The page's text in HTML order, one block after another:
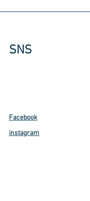
SNS
Facebook
instagram